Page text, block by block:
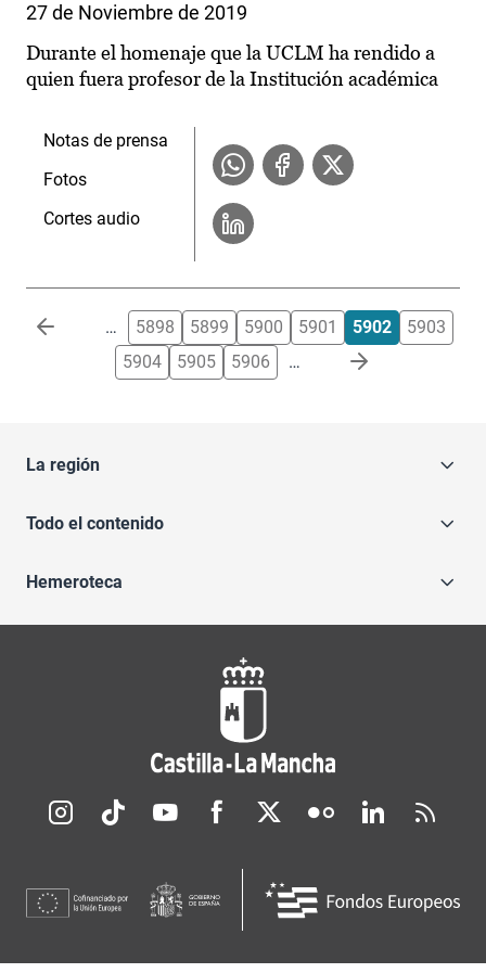
27 de Noviembre de 2019
Durante el homenaje que la UCLM ha rendido a
quien fuera profesor de la Institución académica
Notas de prensa
Fotos
Cortes audio
Paginación … 5898 5899 5900 5901 5902
5903
5904
5905 5906 …
La región
Todo el contenido
Hemeroteca
Redes sociales JCCM